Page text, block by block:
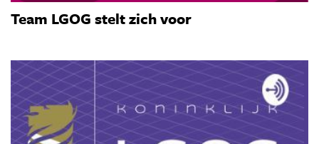
Team LGOG stelt zich voor